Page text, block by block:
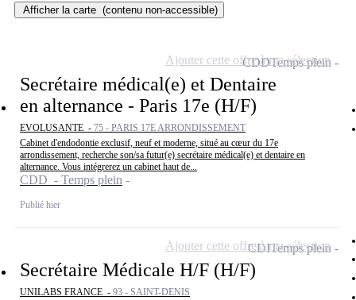
Afficher la carte (contenu non-accessible)
Secrétaire médical(e) et Dentaire
en alternance - Paris 17e (H/F)
EVOLUSANTE - 75 - PARIS 17E ARRONDISSEMENT
Cabinet d'endodontie exclusif, neuf et moderne, situé au cœur du 17e
arrondissement, recherche son/sa futur(e) secrétaire médical(e) et dentaire en
alternance. Vous intégrerez un cabinet haut de...
CDD - Temps plein
Publié hier
CDDTemps plein
Ajouter cette offre à ma sélection
Secrétaire Médicale H/F (H/F)
UNILABS FRANCE - 93 - SAINT-DENIS
CDITemps plein
Ajouter cette offre à ma sélection